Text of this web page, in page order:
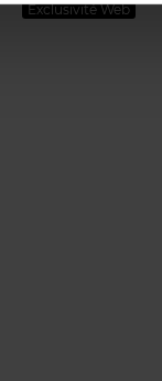
Exclusivité Web